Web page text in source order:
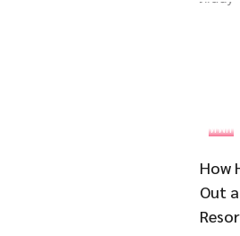
ที่พัก
How
Out